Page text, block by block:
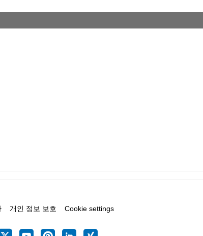
개인 정보 보호 Cookie settings